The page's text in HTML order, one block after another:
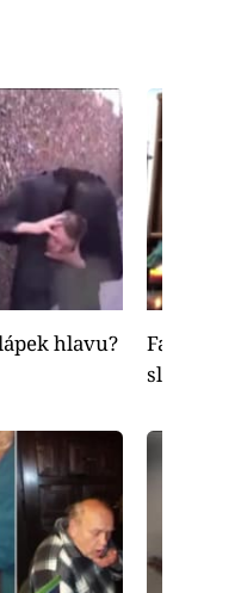
hlavu?
Fakt
slečna